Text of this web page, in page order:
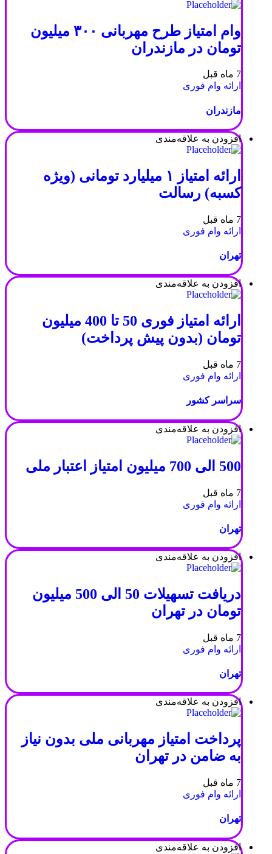
وام امتیاز طرح مهربانی ۳۰۰ میلیون
تومان در مازندران
7 ماه قبل
ارائه وام فوری
مازندران
افزودن به علاقه‌مندی
ارائه امتیاز ۱ میلیارد تومانی (ویژه
کسبه) رسالت
7 ماه قبل
ارائه وام فوری
تهران
افزودن به علاقه‌مندی
ارائه امتیاز فوری 50 تا 400 میلیون
تومان (بدون پیش پرداخت)
7 ماه قبل
ارائه وام فوری
سراسر کشور
افزودن به علاقه‌مندی
500 الی 700 میلیون امتیاز اعتبار ملی
7 ماه قبل
ارائه وام فوری
تهران
افزودن به علاقه‌مندی
دریافت تسهیلات 50 الی 500 میلیون
تومان در تهران
7 ماه قبل
ارائه وام فوری
تهران
افزودن به علاقه‌مندی
پرداخت امتیاز مهربانی ملی بدون نیاز
به ضامن در تهران
7 ماه قبل
ارائه وام فوری
تهران
افزودن به علاقه‌مندی